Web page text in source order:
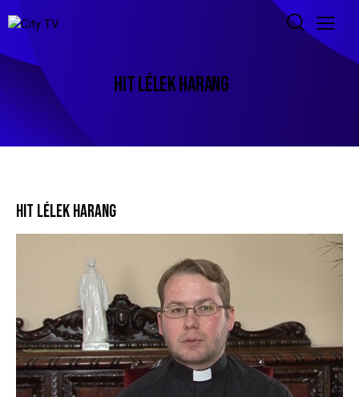
HIT LÉLEK HARANG
HIT LÉLEK HARANG